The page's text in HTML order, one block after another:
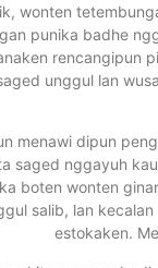
wonten
punika badhe
rencangipun
unggul lan
menawi dipun
saged nggayuh
boten wonten
salib, lan
estokaken.